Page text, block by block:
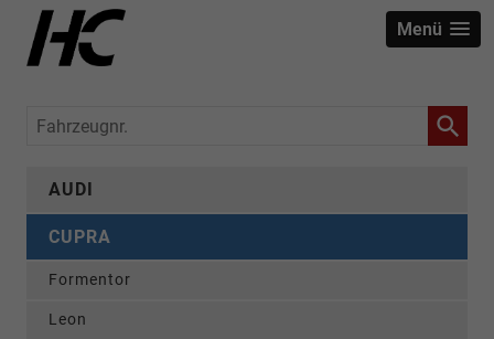
Menü
Fahrzeugnr.
AUDI
CUPRA
Formentor
Leon